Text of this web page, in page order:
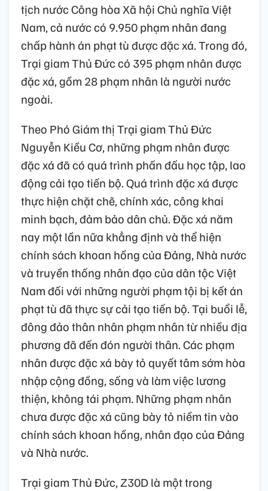
tịch nước Công hòa Xã hội Chủ nghĩa Việt
Nam, cả nước có 9.950 phạm nhân đang
chấp hành án phạt tù được đặc xá. Trong đó,
Trại giam Thủ Đức có 395 phạm nhân được
đặc xá, gồm 28 phạm nhân là người nước
ngoài.
Theo Phó Giám thị Trại giam Thủ Đức
Nguyễn Kiều Cơ, những phạm nhân được
đặc xá đã có quá trình phấn đấu học tập, lao
động cải tạo tiến bộ. Quá trình đặc xá được
thực hiện chặt chẽ, chính xác, công khai
minh bạch, đảm bảo dân chủ. Đặc xá năm
nay một lần nữa khẳng định và thể hiện
chính sách khoan hồng của Đảng, Nhà nước
và truyền thống nhân đạo của dân tộc Việt
Nam đối với những người phạm tội bị kết án
phạt tù đã thực sự cải tạo tiến bộ. Tại buổi lễ,
đông đảo thân nhân phạm nhân từ nhiều địa
phương đã đến đón người thân. Các phạm
nhân được đặc xá bày tỏ quyết tâm sớm hòa
nhập cộng đồng, sống và làm việc lương
thiện, không tái phạm. Những phạm nhân
chưa được đặc xá cũng bày tỏ niềm tin vào
chính sách khoan hồng, nhân đạo của Đảng
và Nhà nước.
Trại giam Thủ Đức, Z30D là một trong